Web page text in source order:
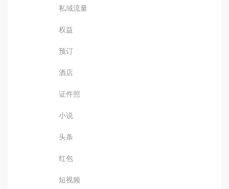
私域流量
权益
预订
酒店
证件照
小说
头条
红包
短视频